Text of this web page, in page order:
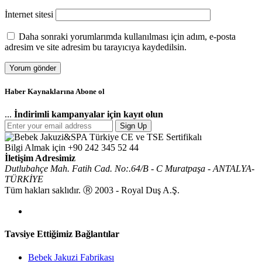
İnternet sitesi
Daha sonraki yorumlarımda kullanılması için adım, e-posta
adresim ve site adresim bu tarayıcıya kaydedilsin.
Haber Kaynaklarına Abone ol
... İndirimli kampanyalar için kayıt olun
Sign Up
Bilgi Almak için +90 242 345 52 44
İletişim Adresimiz
Dutlubahçe Mah. Fatih Cad. No:.64/B - C Muratpaşa - ANTALYA-
TÜRKİYE
Tüm hakları saklıdır. Ⓡ 2003 - Royal Duş A.Ş.
Tavsiye Ettiğimiz Bağlantılar
Bebek Jakuzi Fabrikası